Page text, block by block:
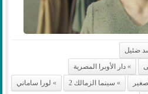
ضئيل
دار الأوبرا المصرية
سينما الزمالك 2
لورا ساماني